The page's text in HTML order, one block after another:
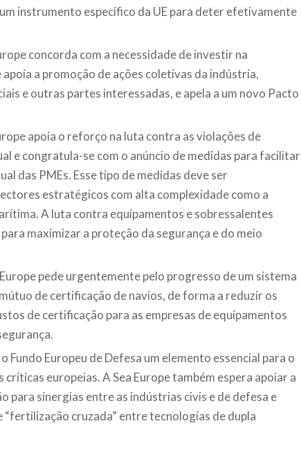
instrumento específico da UE para deter efetivamente
concorda com a necessidade de investir na
a promoção de ações coletivas da indústria,
e outras partes interessadas, e apela a um novo Pacto
apoia o reforço na luta contra as violações de
e congratula-se com o anúncio de medidas para facilitar
das PMEs. Esse tipo de medidas deve ser
estratégicos com alta complexidade como a
A luta contra equipamentos e sobressalentes
maximizar a proteção da segurança e do meio
pede urgentemente pelo progresso de um sistema
de certificação de navios, de forma a reduzir os
de certificação para as empresas de equipamentos
Fundo Europeu de Defesa um elemento essencial para o
europeias. A Sea Europe também espera apoiar a
para sinergias entre as indústrias civis e de defesa e
“fertilização cruzada” entre tecnologias de dupla